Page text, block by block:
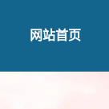
网站首页